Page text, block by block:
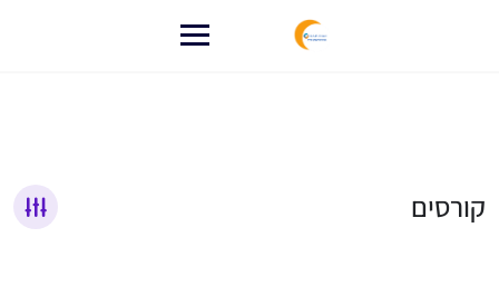
קורסים